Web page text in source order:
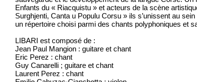
Enfants du « Riacquistu » et acteurs de la scène
Surghjenti, Canta u Populu Corsu » ils s’unissent au
un répertoire choisi parmi des chants polyphoniques et
LIBARI est composé de :
Jean Paul Mangion : guitare et chant
Eric Perez : chant
Guy Canarelli ; guitare et chant
Laurent Perez : chant